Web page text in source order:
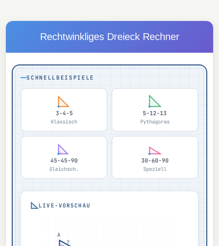
Rechtwinkliges Dreieck Rechner
SCHNELLBEISPIELE
3-4-5
Klassisch
5-12-13
Pythagoras
45-45-90
Gleichsch.
30-60-90
Speziell
LIVE-VORSCHAU
A
?